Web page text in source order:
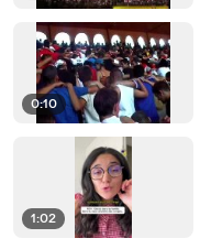
0:10
1:02